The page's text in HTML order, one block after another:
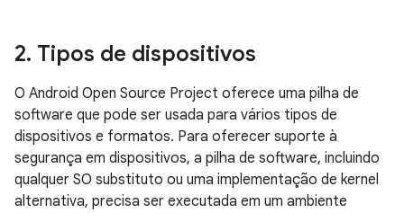
2. Tipos de dispositivos
O Android Open Source Project oferece uma pilha de
software que pode ser usada para vários tipos de
dispositivos e formatos. Para oferecer suporte à
segurança em dispositivos, a pilha de software, incluindo
qualquer SO substituto ou uma implementação de kernel
alternativa, precisa ser executada em um ambiente